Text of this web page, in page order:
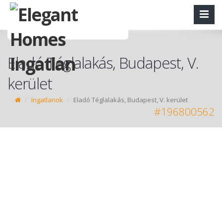
Eladó Téglalakás, Budapest, V.
kerület
Ingatlanok Eladó Téglalakás, Budapest, V. kerület
#196800562